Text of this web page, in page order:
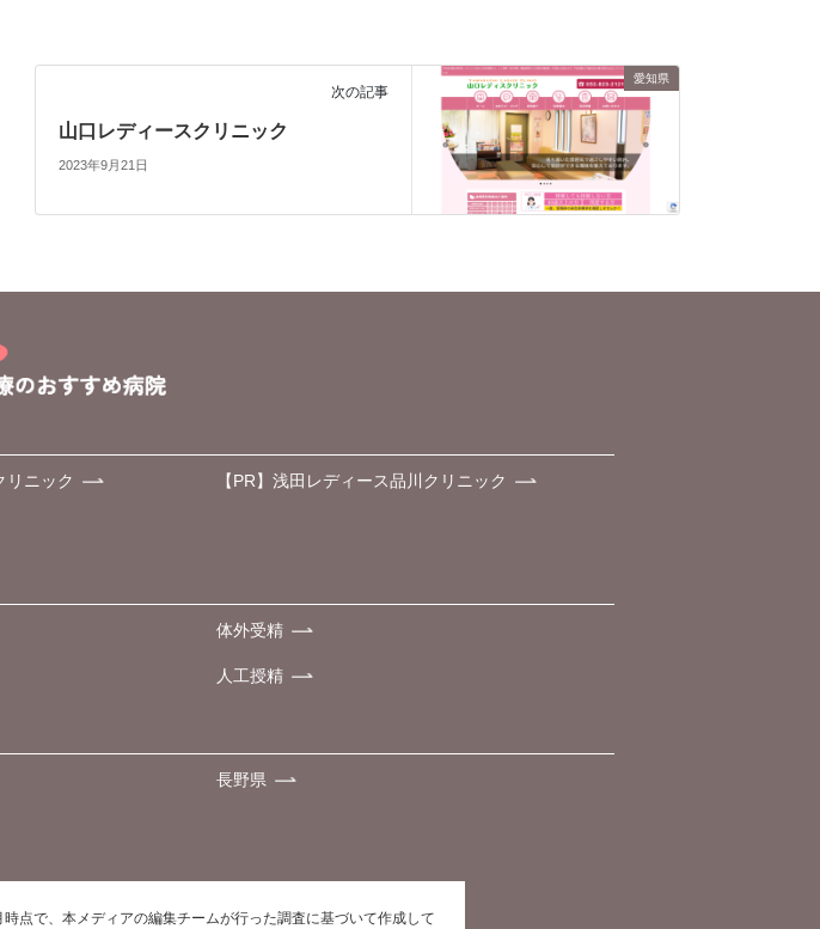
愛知県
次の記事
山口レディースクリニック
2023年9月21日
リニック 【PR】浅田レディース品川クリニック
体外受精
人工授精
長野県
点で、本メディアの編集チームが行った調査に基づいて作成して